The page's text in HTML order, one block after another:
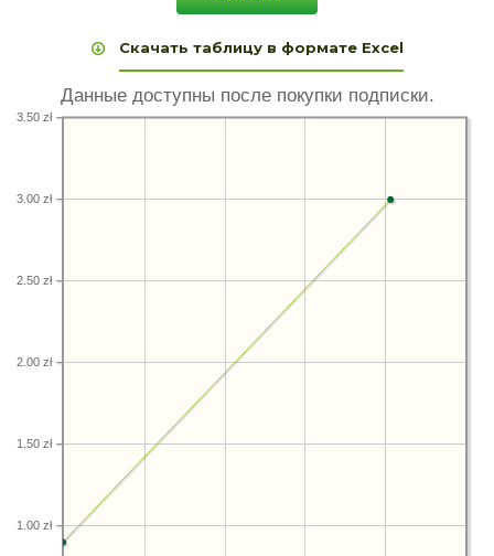
Скачать таблицу в формате Excel
Данные доступны после покупки подписки.
1.00 zł
1.50 zł
2.00 zł
2.50 zł
3.00 zł
3.50 zł